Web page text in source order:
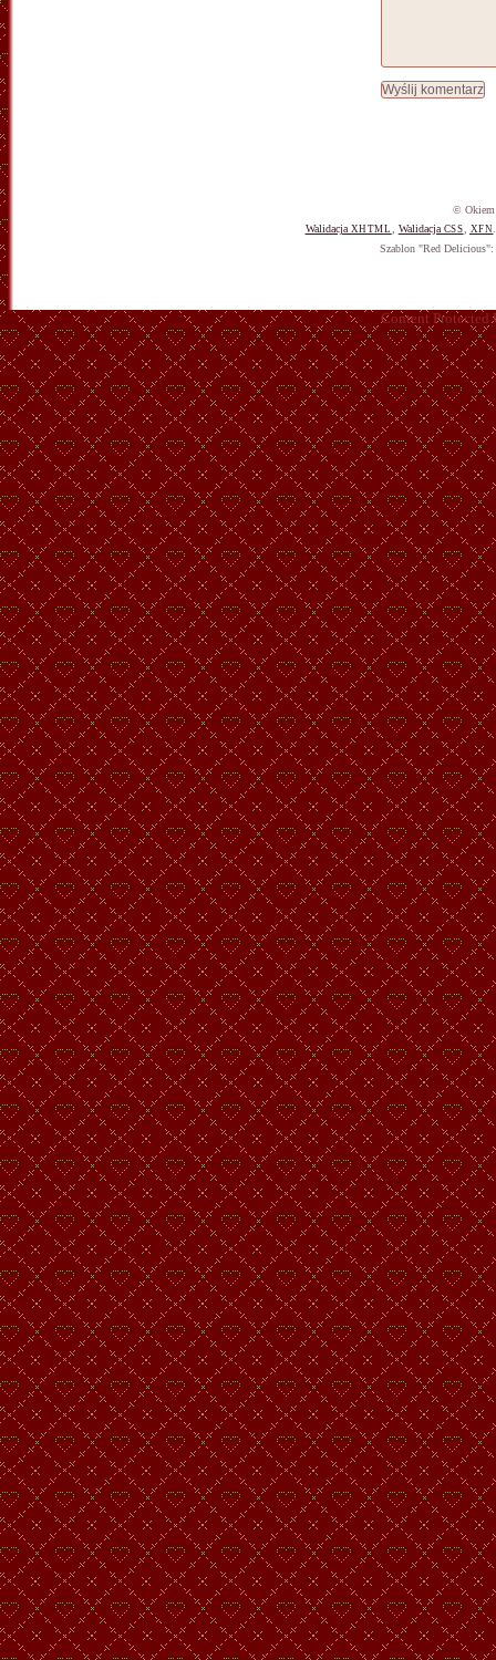
© Okiem
Walidacja XHTML , Walidacja CSS, XFN
Szablon "Red Delicious":
Content Protected